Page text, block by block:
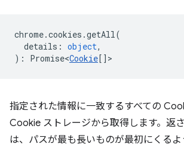
chrome.cookies .getAll(
details : object,
) : Promise<Cookie[] >
指定された情報に一致するすべての
Cookie ストレージから取得します。返
は、パスが最も長いものが最初にくる